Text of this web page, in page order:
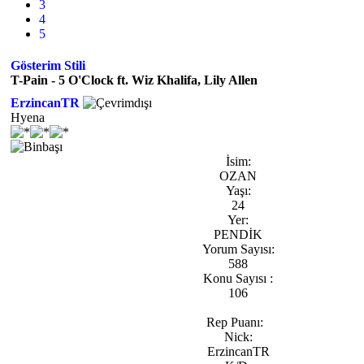
3
4
5
Gösterim Stili
T-Pain - 5 O'Clock ft. Wiz Khalifa, Lily Allen
ErzincanTR
Hyena
İsim:
OZAN
Yaşı:
24
Yer:
PENDİK
Yorum Sayısı:
588
Konu Sayısı :
106
Rep Puanı:
Nick:
ErzincanTR